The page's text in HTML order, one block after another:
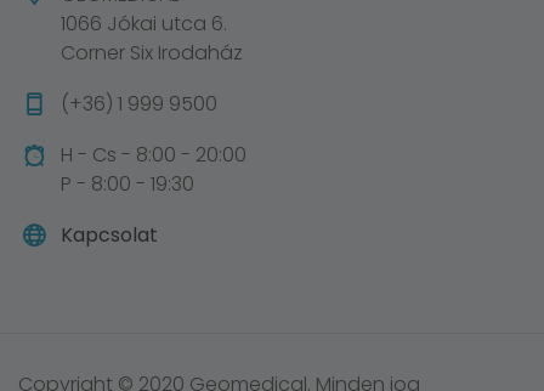
1066 Jókai utca 6.
Corner Six Irodaház
(+36) 1 999 9500
H - Cs - 8:00 - 20:00
P - 8:00 - 19:30
Kapcsolat
Copyright © 2020 Geomedical. Minden jog